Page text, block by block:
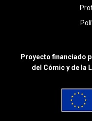
Proyecto financiado
del Cómic y de la